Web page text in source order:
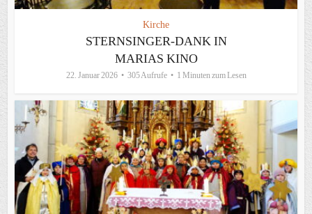
Kirche
STERNSINGER-DANK IN
MARIAS KINO
22. Januar 2026 305 Aufrufe 1 Minuten zum Lesen